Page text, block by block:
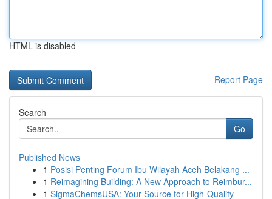
HTML is disabled
Report Page
Search
Go
Published News
1 Posisi Penting Forum Ibu Wilayah Aceh Belakang ...
1 Reimagining Building: A New Approach to Reimbur...
1 SigmaChemsUSA: Your Source for High-Quality